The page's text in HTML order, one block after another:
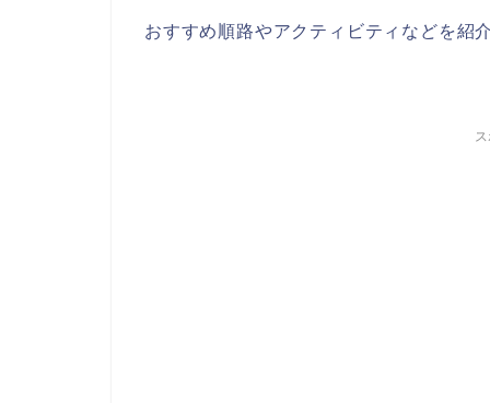
おすすめ順路やアクティビティなどを紹